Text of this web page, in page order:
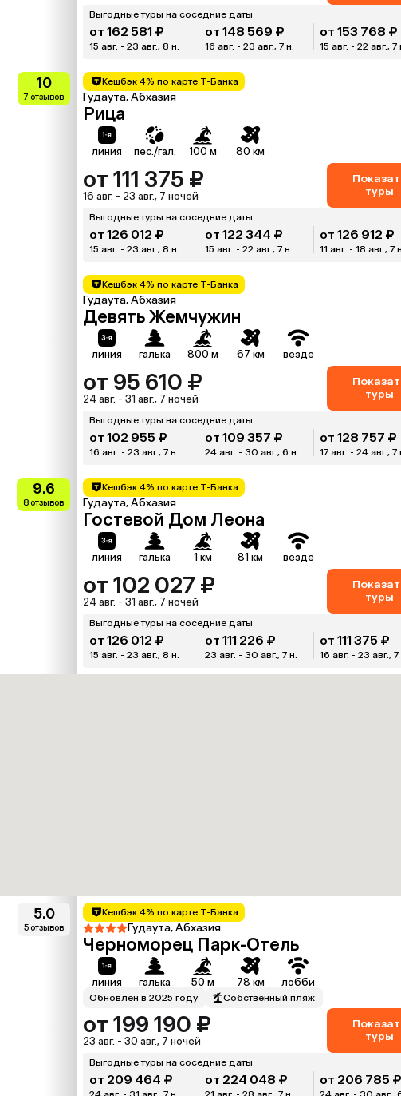
Выгодные туры на соседние даты
от 162 581 ₽
15 авг. - 23 авг., 8 н.
от 148 569 ₽
16 авг. - 23 авг., 7 н.
от 153 768 ₽
15 авг. - 22 авг., 7
10
7 отзывов
Кешбэк 4% по карте Т-Банка
Гудаута, Абхазия
Рица
линия пес./гал. 100 м 80 км
от 111 375 ₽
16 авг. - 23 авг., 7 ночей
туры
Выгодные туры на соседние даты
от 126 012 ₽
15 авг. - 23 авг., 8 н.
от 122 344 ₽
15 авг. - 22 авг., 7 н.
от 126 912 ₽
11 авг. - 18 авг., 7
Кешбэк 4% по карте Т-Банка
Гудаута, Абхазия
Девять Жемчужин
линия галька 800 м 67 км везде
от 95 610 ₽
24 авг. - 31 авг., 7 ночей
туры
Выгодные туры на соседние даты
от 102 955 ₽
16 авг. - 23 авг., 7 н.
от 109 357 ₽
24 авг. - 30 авг., 6 н.
от 128 757 ₽
17 авг. - 24 авг., 7
9.6
8 отзывов
Кешбэк 4% по карте Т-Банка
Гудаута, Абхазия
Гостевой Дом Леона
линия галька 1 км 81 км везде
от 102 027 ₽
24 авг. - 31 авг., 7 ночей
туры
Выгодные туры на соседние даты
от 126 012 ₽
15 авг. - 23 авг., 8 н.
от 111 226 ₽
23 авг. - 30 авг., 7 н.
от 111 375 ₽
16 авг. - 23 авг., 7
5.0
5 отзывов
Кешбэк 4% по карте Т-Банка
Гудаута, Абхазия
Черноморец Парк-Отель
линия галька 50 м 78 км лобби
Обновлен в 2025 году Собственный пляж
от 199 190 ₽
23 авг. - 30 авг., 7 ночей
туры
Выгодные туры на соседние даты
от 209 464 ₽ от 224 048 ₽ от 206 785